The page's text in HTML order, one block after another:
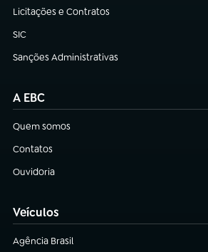
Licitações e Contratos
(abre em nova aba)
SIC
(abre em nova aba)
Sanções Administrativas
(abre em nova aba)
A EBC
Quem somos
(abre em nova aba)
Contatos
(abre em nova aba)
Ouvidoria
(abre em nova aba)
Veículos
Agência Brasil
(abre em nova aba)